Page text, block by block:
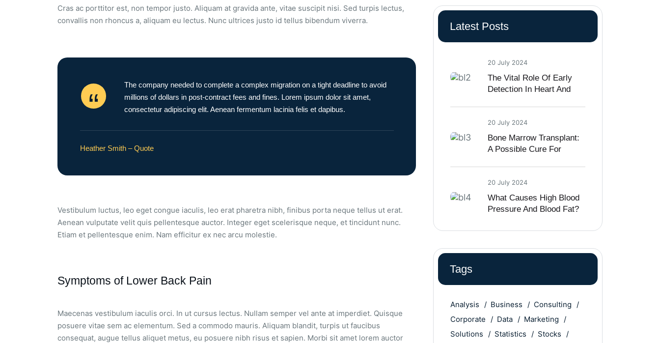
Cras ac porttitor est, non tempor justo. Aliquam at gravida ante, vitae suscipit nisi. Sed turpis lectus,
convallis non rhoncus a, aliquam eu lectus. Nunc ultrices justo id tellus bibendum viverra.
The company needed to complete a complex migration on a tight deadline to avoid
millions of dollars in post-contract fees and fines. Lorem ipsum dolor sit amet,
consectetur adipiscing elit. Aenean fermentum lacinia felis et dapibus.
Heather Smith – Quote
Vestibulum luctus, leo eget congue iaculis, leo erat pharetra nibh, finibus porta neque tellus ut erat.
Aenean vulputate velit quis pellentesque auctor. Integer eget scelerisque neque, et tincidunt nunc.
Etiam et pellentesque enim. Nam efficitur ex nec arcu molestie.
Symptoms of Lower Back Pain
Maecenas vestibulum iaculis orci. In ut cursus lectus. Nullam semper vel ante at imperdiet. Quisque
posuere vitae sem ac elementum. Sed a commodo mauris. Aliquam blandit, turpis ut faucibus
consequat, augue tellus aliquet metus, eu posuere nibh risus et sapien. Morbi sit amet lorem auctor
Latest Posts
20 July 2024
The Vital Role Of Early
Detection In Heart And
20 July 2024
Bone Marrow Transplant:
A Possible Cure For
20 July 2024
What Causes High Blood
Pressure And Blood Fat?
Tags
Analysis Business
Consulting
Corporate
Data
Marketing
Solutions
Statistics
Stocks